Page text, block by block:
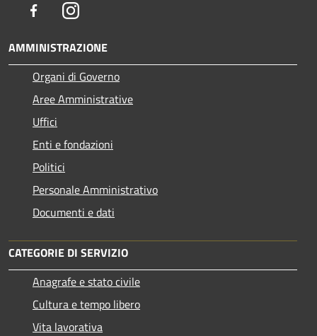
FacebookInstagram
AMMINISTRAZIONE
Organi di Governo
Aree Amministrative
Uffici
Enti e fondazioni
Politici
Personale Amministrativo
Documenti e dati
CATEGORIE DI SERVIZIO
Anagrafe e stato civile
Cultura e tempo libero
Vita lavorativa